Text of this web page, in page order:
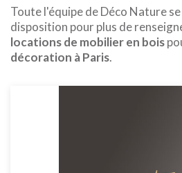
Toute l'équipe de Déco Nature
disposition pour plus de
locations de mobilier en bois
décoration à Paris.